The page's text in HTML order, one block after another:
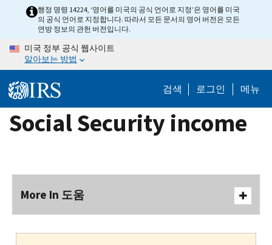
content
행정 명령 14224, ‘영어를 미국의 공식 언어로 지정’은 영어를 미국
의 공식 언어로 지정합니다. 따라서 모든 문서의 영어 버전은 모든
연방 정보의 관헌 버전입니다.
미국 정부 공식 웹사이트
알아보는 방법
검색 로그인 메뉴
Social Security income
More In 도움